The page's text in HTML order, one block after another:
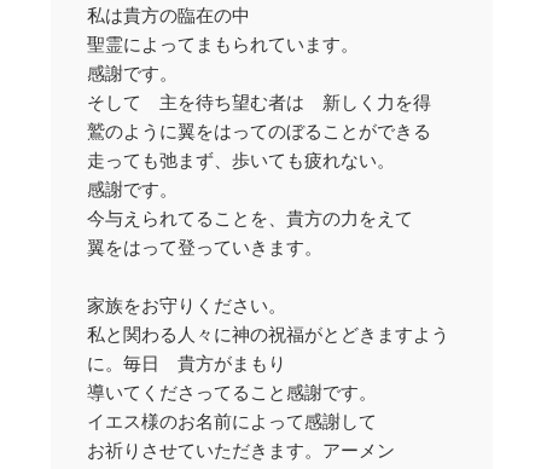
私は貴方の臨在の中
聖霊によってまもられています。
感謝です。
そして 主を待ち望む者は 新しく力を得
鷲のように翼をはってのぼることができる
走っても弛まず、歩いても疲れない。
感謝です。
今与えられてることを、貴方の力をえて
翼をはって登っていきます。
家族をお守りください。
私と関わる人々に神の祝福がとどきますよう
に。毎日 貴方がまもり
導いてくださってること感謝です。
イエス様のお名前によって感謝して
お祈りさせていただきます。アーメン